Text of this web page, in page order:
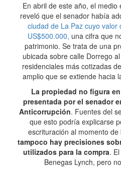
En abril de este año, el medio
reveló que el senador había
ciudad de La Paz cuyo
US$500.000, una cifra que
patrimonio. Se trata de una
ubicada sobre calle Dorrego
residenciales más cotizadas
amplio que se extiende hacia
La propiedad no figura
presentada por el senador
Anticorrupción. Fuentes del
que esto podría explicarse
escrituración al momento
tampoco hay precisiones
utilizados para la compra.
Benegas Lynch, pero